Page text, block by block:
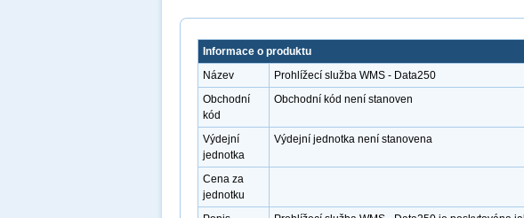
Informace o produktu
Název
Prohlížecí služba WMS - Data250
Obchodní
kód
Obchodní kód není stanoven
Výdejní
jednotka
Výdejní jednotka není stanovena
Cena za
jednotku